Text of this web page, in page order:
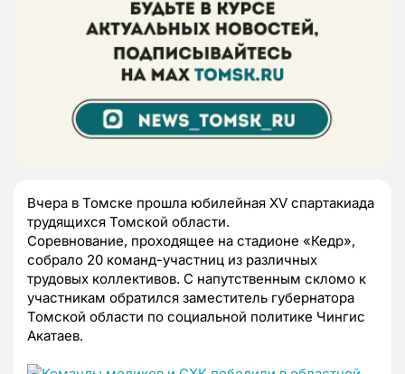
Вчера в Томске прошла юбилейная XV спартакиада
трудящихся Томской области.
Соревнование, проходящее на стадионе «Кедр»,
собрало 20 команд-участниц из различных
трудовых коллективов. С напутственным скломо к
участникам обратился заместитель губернатора
Томской области по социальной политике Чингис
Акатаев.